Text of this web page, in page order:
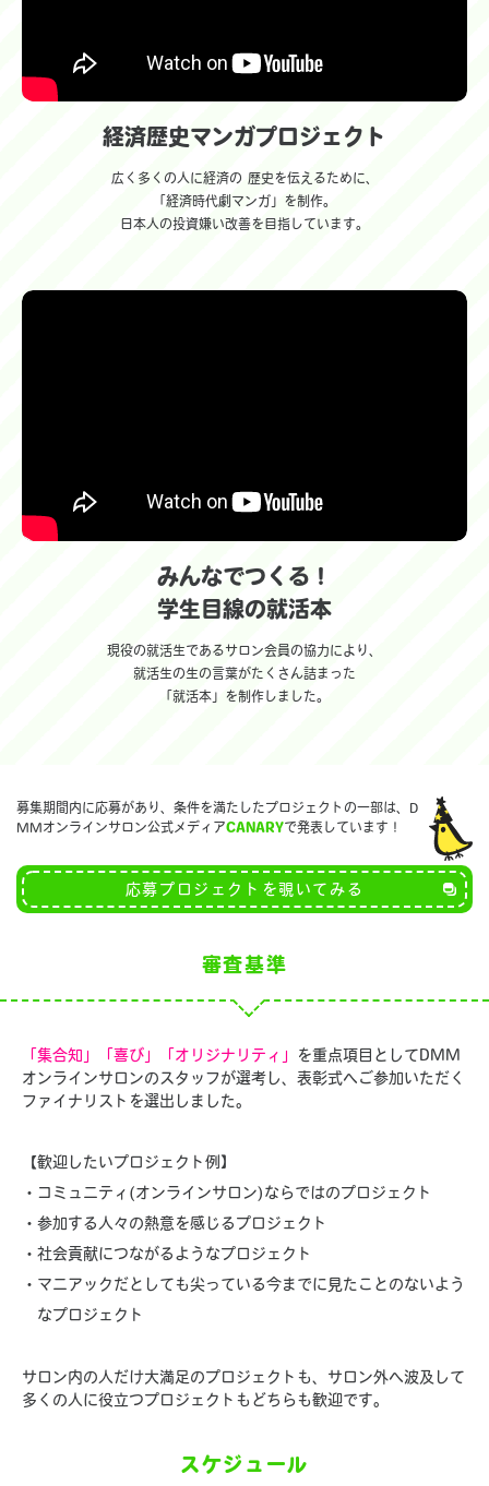
経済歴史マンガプロジェクト
広く多くの人に経済の 歴史を伝えるために、
「経済時代劇マンガ」を制作。
日本人の投資嫌い改善を目指しています。
みんなでつくる！
学生目線の就活本
現役の就活生であるサロン会員の協力により、
就活生の生の言葉がたくさん詰まった
「就活本」を制作しました。
募集期間内に応募があり、条件を満たしたプロジェクトの一部は、D
MMオンラインサロン公式メディアCANARY で発表しています！
応募プロジェクトを覗いてみる
審査基準
「集合知」「喜び」「オリジナリティ」
を重点項目としてDMM
オンラインサロンのスタッフが選考し、表彰式へご参加いただく
ファイナリストを選出しました。
【歓迎したいプロジェクト例】
・コミュニティ(オンラインサロン)ならではのプロジェクト
・参加する人々の熱意を感じるプロジェクト
・社会貢献につながるようなプロジェクト
・マニアックだとしても尖っている今までに見たことのないよう
なプロジェクト
サロン内の人だけ大満足のプロジェクトも、サロン外へ波及して
多くの人に役立つプロジェクトもどちらも歓迎です。
スケジュール